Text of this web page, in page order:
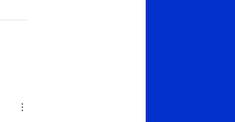
AforeMóvil